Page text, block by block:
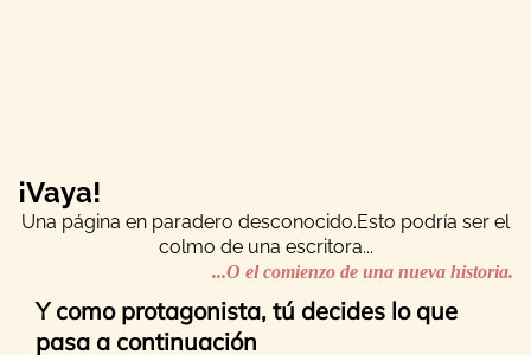
¡Vaya!
Una página en paradero desconocido.Esto podría ser el
colmo de una escritora...
...O el comienzo de una nueva historia.
Y como protagonista, tú decides lo que
pasa a continuación